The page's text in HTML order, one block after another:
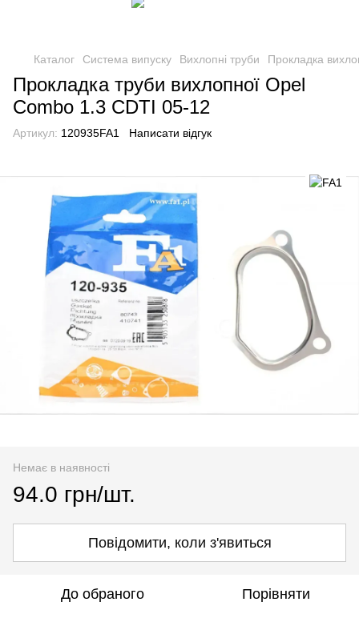
Каталог Система випуску Вихлопні труби Прокладка
Прокладка труби вихлопної Opel
Combo 1.3 CDTI 05-12
Артикул: 120935FA1 Написати відгук
Немає в наявності
94.0 грн/шт.
Повідомити, коли з'явиться
До обраного Порівняти